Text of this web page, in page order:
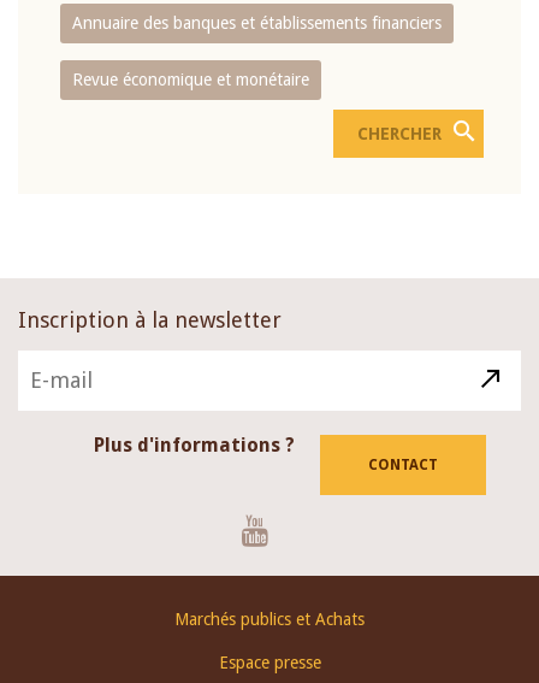
Annuaire des banques et établissements financiers
Revue économique et monétaire
Inscription à la newsletter
Plus d'informations ?
CONTACT
Marchés publics et Achats
Espace presse